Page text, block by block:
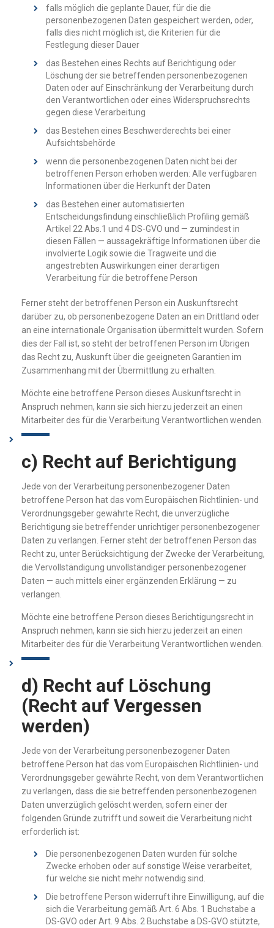
falls möglich die geplante Dauer, für die die
personenbezogenen Daten gespeichert werden, oder,
falls dies nicht möglich ist, die Kriterien für die
Festlegung dieser Dauer
das Bestehen eines Rechts auf Berichtigung oder
Löschung der sie betreffenden personenbezogenen
Daten oder auf Einschränkung der Verarbeitung durch
den Verantwortlichen oder eines Widerspruchsrechts
gegen diese Verarbeitung
das Bestehen eines Beschwerderechts bei einer
Aufsichtsbehörde
wenn die personenbezogenen Daten nicht bei der
betroffenen Person erhoben werden: Alle verfügbaren
Informationen über die Herkunft der Daten
das Bestehen einer automatisierten
Entscheidungsfindung einschließlich Profiling gemäß
Artikel 22 Abs.1 und 4 DS-GVO und — zumindest in
diesen Fällen — aussagekräftige Informationen über die
involvierte Logik sowie die Tragweite und die
angestrebten Auswirkungen einer derartigen
Verarbeitung für die betroffene Person
Ferner steht der betroffenen Person ein Auskunftsrecht
darüber zu, ob personenbezogene Daten an ein Drittland oder
an eine internationale Organisation übermittelt wurden. Sofern
dies der Fall ist, so steht der betroffenen Person im Übrigen
das Recht zu, Auskunft über die geeigneten Garantien im
Zusammenhang mit der Übermittlung zu erhalten.
Möchte eine betroffene Person dieses Auskunftsrecht in
Anspruch nehmen, kann sie sich hierzu jederzeit an einen
Mitarbeiter des für die Verarbeitung Verantwortlichen wenden.
c) Recht auf Berichtigung
Jede von der Verarbeitung personenbezogener Daten
betroffene Person hat das vom Europäischen Richtlinien- und
Verordnungsgeber gewährte Recht, die unverzügliche
Berichtigung sie betreffender unrichtiger personenbezogener
Daten zu verlangen. Ferner steht der betroffenen Person das
Recht zu, unter Berücksichtigung der Zwecke der Verarbeitung,
die Vervollständigung unvollständiger personenbezogener
Daten — auch mittels einer ergänzenden Erklärung — zu
verlangen.
Möchte eine betroffene Person dieses Berichtigungsrecht in
Anspruch nehmen, kann sie sich hierzu jederzeit an einen
Mitarbeiter des für die Verarbeitung Verantwortlichen wenden.
d) Recht auf Löschung
(Recht auf Vergessen
werden)
Jede von der Verarbeitung personenbezogener Daten
betroffene Person hat das vom Europäischen Richtlinien- und
Verordnungsgeber gewährte Recht, von dem Verantwortlichen
zu verlangen, dass die sie betreffenden personenbezogenen
Daten unverzüglich gelöscht werden, sofern einer der
folgenden Gründe zutrifft und soweit die Verarbeitung nicht
erforderlich ist:
Die personenbezogenen Daten wurden für solche
Zwecke erhoben oder auf sonstige Weise verarbeitet,
für welche sie nicht mehr notwendig sind.
Die betroffene Person widerruft ihre Einwilligung, auf die
sich die Verarbeitung gemäß Art. 6 Abs. 1 Buchstabe a
DS-GVO oder Art. 9 Abs. 2 Buchstabe a DS-GVO stützte,